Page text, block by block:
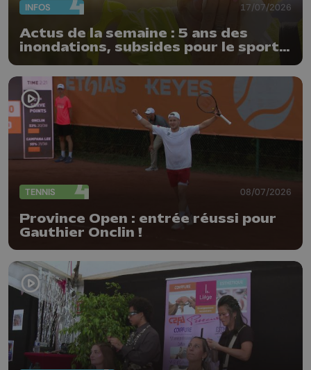
INFOS 17/07/2026
Actus de la semaine : 5 ans des
inondations, subsides pour le sport
TENNIS 08/07/2026
Province Open : entrée réussi pour
Gauthier Onclin !